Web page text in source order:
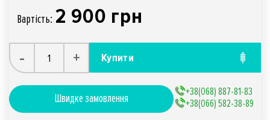
Вартiсть: 2 900 грн
- + Купити
Швидке замовлення
+38(068) 887-81-83
+38(066) 582-38-89